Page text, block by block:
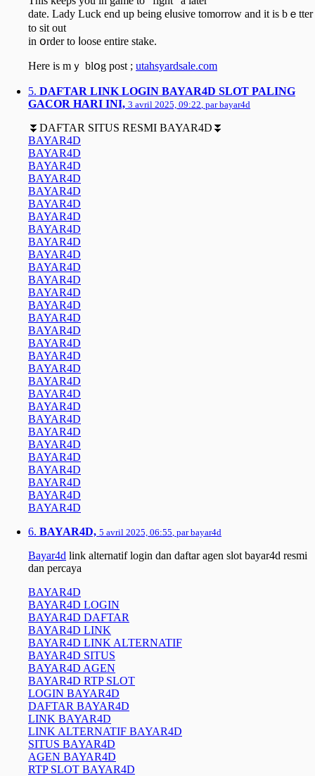
date. Lady Luck end up bеing eⅼusive tomorrow and it is bｅtter
to sit out
in օrder to ⅼoose entire stake.
Here is mｙ blօg post ; utahsyardsale.com
5. DAFTAR LINK LOGIN BAYAR4D SLOT PALING
GACOR HARI INI, 3 avril 2025, 09:22 parbayar4d
⏬DAFTAR SITUS RESMI BAYAR4D⏬
BAYAR4D
BAYAR4D
BAYAR4D
BAYAR4D
BAYAR4D
BAYAR4D
BAYAR4D
BAYAR4D
BAYAR4D
BAYAR4D
BAYAR4D
BAYAR4D
BAYAR4D
BAYAR4D
BAYAR4D
BAYAR4D
BAYAR4D
BAYAR4D
BAYAR4D
BAYAR4D
BAYAR4D
BAYAR4D
BAYAR4D
BAYAR4D
BAYAR4D
BAYAR4D
BAYAR4D
BAYAR4D
BAYAR4D
BAYAR4D
6. BAYAR4D, 5 avril 2025, 06:55 parbayar4d
Bayar4d link alternatif login dan daftar agen slot bayar4d resmi
dan percaya
BAYAR4D
BAYAR4D LOGIN
BAYAR4D DAFTAR
BAYAR4D LINK
BAYAR4D LINK ALTERNATIF
BAYAR4D SITUS
BAYAR4D AGEN
BAYAR4D RTP SLOT
LOGIN BAYAR4D
DAFTAR BAYAR4D
LINK BAYAR4D
LINK ALTERNATIF BAYAR4D
SITUS BAYAR4D
AGEN BAYAR4D
RTP SLOT BAYAR4D